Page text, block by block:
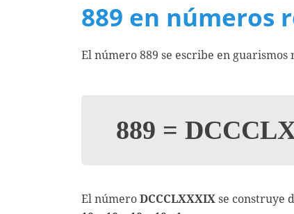
889 en números
El número 889 se escribe en
889 =
El número DCCCLXXXIX se construye